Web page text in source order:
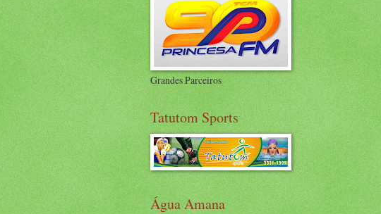
Grandes Parceiros
Tatutom Sports
Água Amana